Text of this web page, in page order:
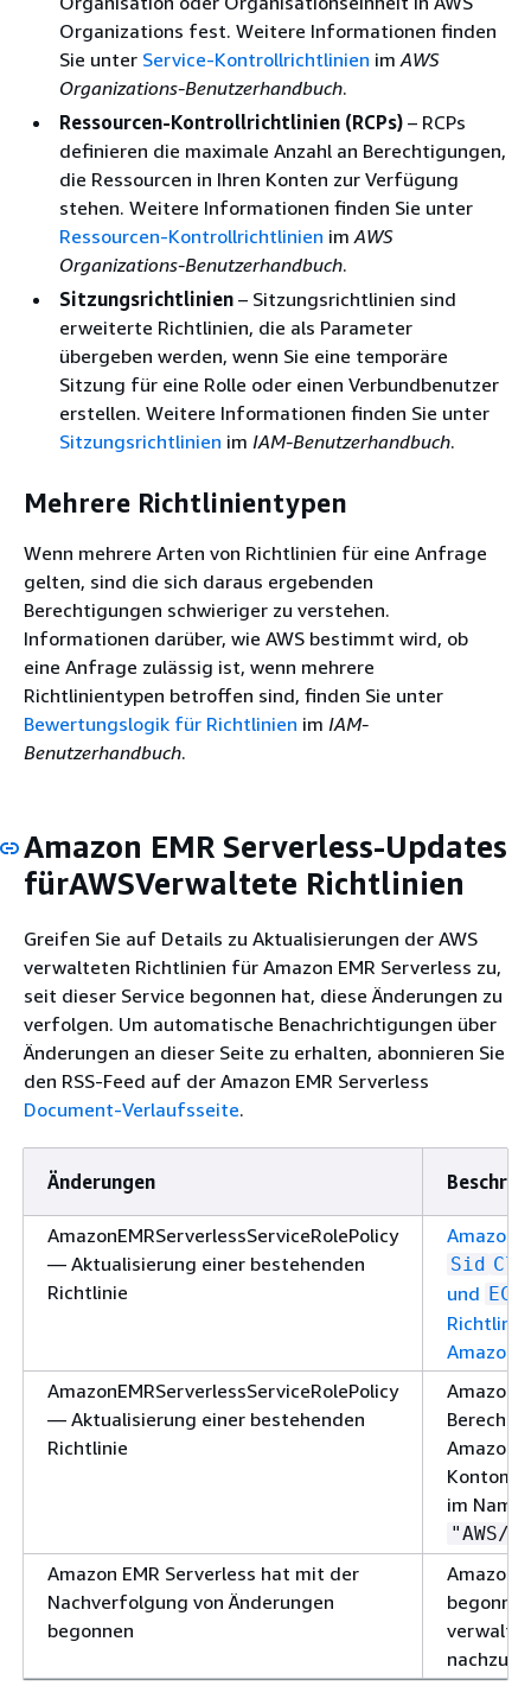
Organizations fest. Weitere Informationen finden
Sie unter Service-Kontrollrichtlinien im AWS
Organizations-Benutzerhandbuch.
Ressourcen-Kontrollrichtlinien (RCPs) – RCPs
definieren die maximale Anzahl an Berechtigungen,
die Ressourcen in Ihren Konten zur Verfügung
stehen. Weitere Informationen finden Sie unter
Ressourcen-Kontrollrichtlinien im AWS
Organizations-Benutzerhandbuch.
Sitzungsrichtlinien – Sitzungsrichtlinien sind
erweiterte Richtlinien, die als Parameter
übergeben werden, wenn Sie eine temporäre
Sitzung für eine Rolle oder einen Verbundbenutzer
erstellen. Weitere Informationen finden Sie unter
Sitzungsrichtlinien im IAM-Benutzerhandbuch.
Mehrere Richtlinientypen
Wenn mehrere Arten von Richtlinien für eine Anfrage
gelten, sind die sich daraus ergebenden
Berechtigungen schwieriger zu verstehen.
Informationen darüber, wie AWS bestimmt wird, ob
eine Anfrage zulässig ist, wenn mehrere
Richtlinientypen betroffen sind, finden Sie unter
Bewertungslogik für Richtlinien im IAM-
Benutzerhandbuch.
Amazon EMR Serverless-Updates
fürAWSVerwaltete Richtlinien
Greifen Sie auf Details zu Aktualisierungen der AWS
verwalteten Richtlinien für Amazon EMR Serverless zu,
seit dieser Service begonnen hat, diese Änderungen zu
verfolgen. Um automatische Benachrichtigungen über
Änderungen an dieser Seite zu erhalten, abonnieren Sie
den RSS-Feed auf der Amazon EMR Serverless
Document-Verlaufsseite.
Änderungen
AmazonEMRServerlessServiceRolePolicy
— Aktualisierung einer bestehenden
Richtlinie
Amazon
Sid
und
AmazonEMRServerlessServiceRolePolicy
— Aktualisierung einer bestehenden
Richtlinie
Amazon
Amazon
im
"AWS/
Amazon EMR Serverless hat mit der
Nachverfolgung von Änderungen
begonnen
Amazon